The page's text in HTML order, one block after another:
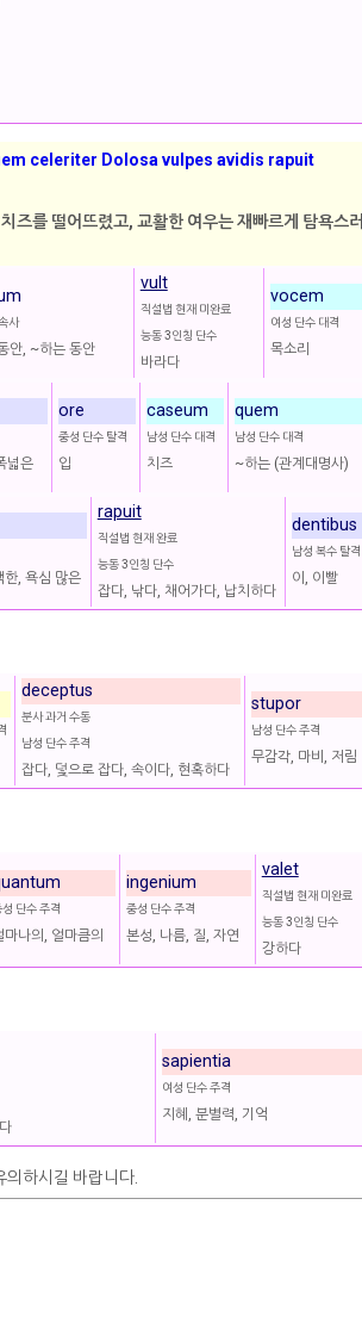
celeriter Dolosa vulpes avidis rapuit
즈를 떨어뜨렸고, 교활한 여우는 재빠르게 탐욕스러
사
안, ~하는 동안
vult
직설법 현재 미완료
능동 3인칭 단수
바라다
vocem
여성 단수 대격
목소리
넓은
ore
중성 단수 탈격
입
caseum
남성 단수 대격
치즈
quem
남성 단수 대격
~하는 (관계대명사)
한, 욕심 많은
rapuit
직설법 현재 완료
능동 3인칭 단수
잡다, 낚다, 채어가다, 납치하다
dentibus
남성 복수 탈격
이, 이빨
deceptus
분사 과거 수동
남성 단수 주격
잡다, 덫으로 잡다, 속이다, 현혹하다
stupor
남성 단수 주격
무감각, 마비, 저림
성 단수 주격
마나의, 얼마큼의
ingenium
중성 단수 주격
본성, 나름, 질, 자연
valet
직설법 현재 미완료
능동 3인칭 단수
강하다
sapientia
여성 단수 주격
지혜, 분별력, 기억
하시길 바랍니다.